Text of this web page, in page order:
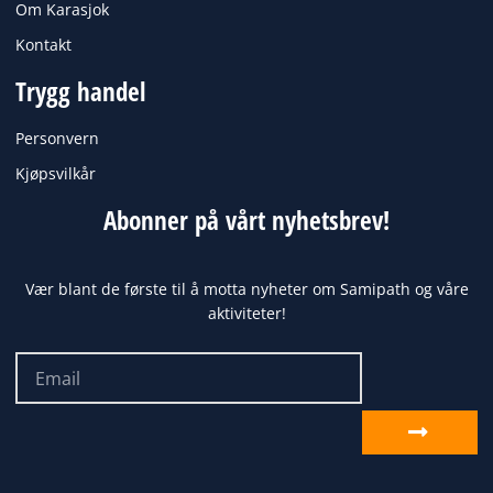
Om Karasjok
Kontakt
Trygg handel
Personvern
Kjøpsvilkår
Abonner på vårt nyhetsbrev!
Vær blant de første til å motta nyheter om Samipath og våre
aktiviteter!
Send